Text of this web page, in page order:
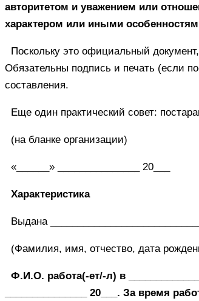
авторитетом и уважением или
характером или иными
Поскольку это официальный
Обязательны подпись и печать (если
составления.
Еще один практический совет:
(на бланке организации)
«______» _______________ 20___
Характеристика
Выдана
(Фамилия, имя, отчество, дата
Ф.И.О. работа(-ет/-л) в
_______________ 20___. За время